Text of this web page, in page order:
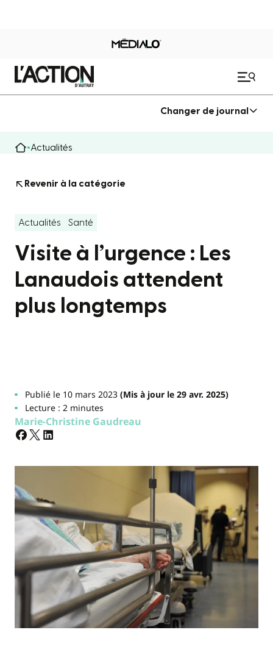
Changer de journal
Actualités
Revenir à la catégorie
Actualités Santé
Visite à l’urgence : Les
Lanaudois attendent
plus longtemps
Publié le 10 mars 2023(Mis à jour le 29 avr. 2025)
Lecture : 2 minutes
Marie-Christine Gaudreau